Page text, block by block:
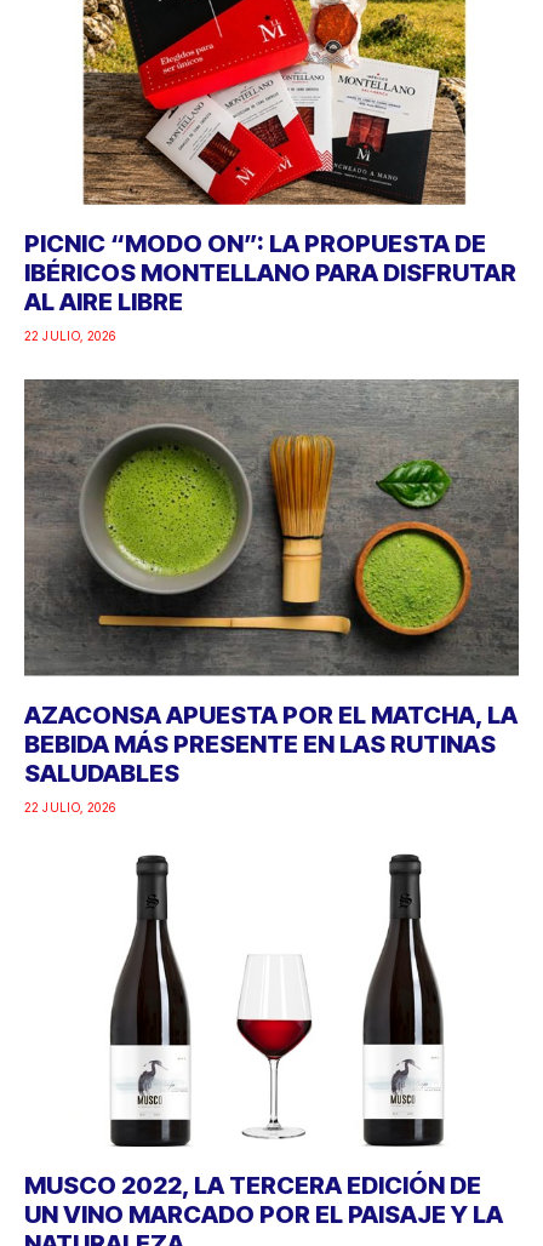
PICNIC “MODO ON”: LA PROPUESTA DE
IBÉRICOS MONTELLANO PARA DISFRUTAR
AL AIRE LIBRE
22 JULIO, 2026
AZACONSA APUESTA POR EL MATCHA, LA
BEBIDA MÁS PRESENTE EN LAS RUTINAS
SALUDABLES
22 JULIO, 2026
MUSCO 2022, LA TERCERA EDICIÓN DE
UN VINO MARCADO POR EL PAISAJE Y LA